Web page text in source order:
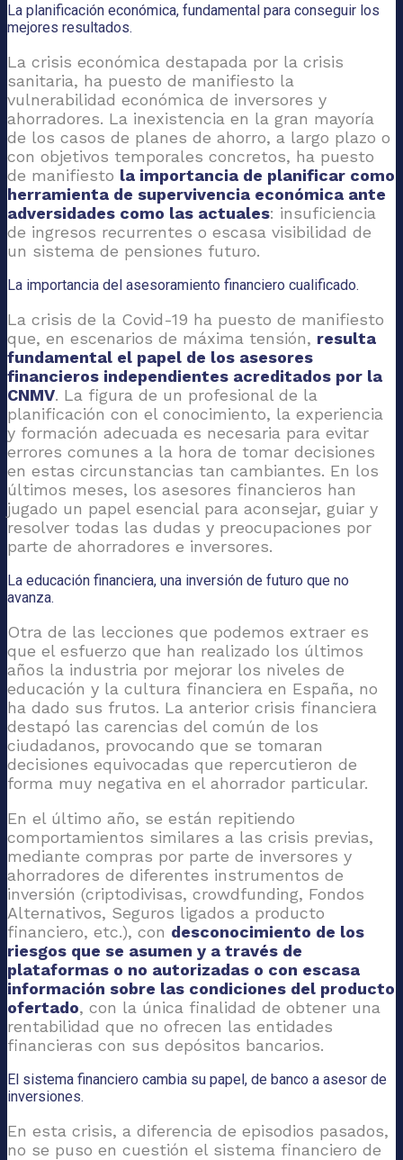
La planificación económica, fundamental para conseguir los
mejores resultados.
La crisis económica destapada por la crisis
sanitaria, ha puesto de manifiesto la
vulnerabilidad económica de inversores y
ahorradores. La inexistencia en la gran mayoría
de los casos de planes de ahorro, a largo plazo o
con objetivos temporales concretos, ha puesto
de manifiesto la importancia de planificar como
herramienta de supervivencia económica ante
adversidades como las actuales: insuficiencia
de ingresos recurrentes o escasa visibilidad de
un sistema de pensiones futuro.
La importancia del asesoramiento financiero cualificado.
La crisis de la Covid-19 ha puesto de manifiesto
que, en escenarios de máxima tensión, resulta
fundamental el papel de los asesores
financieros independientes acreditados por la
CNMV. La figura de un profesional de la
planificación con el conocimiento, la experiencia
y formación adecuada es necesaria para evitar
errores comunes a la hora de tomar decisiones
en estas circunstancias tan cambiantes. En los
últimos meses, los asesores financieros han
jugado un papel esencial para aconsejar, guiar y
resolver todas las dudas y preocupaciones por
parte de ahorradores e inversores.
La educación financiera, una inversión de futuro que no
avanza.
Otra de las lecciones que podemos extraer es
que el esfuerzo que han realizado los últimos
años la industria por mejorar los niveles de
educación y la cultura financiera en España, no
ha dado sus frutos. La anterior crisis financiera
destapó las carencias del común de los
ciudadanos, provocando que se tomaran
decisiones equivocadas que repercutieron de
forma muy negativa en el ahorrador particular.
En el último año, se están repitiendo
comportamientos similares a las crisis previas,
mediante compras por parte de inversores y
ahorradores de diferentes instrumentos de
inversión (criptodivisas, crowdfunding, Fondos
Alternativos, Seguros ligados a producto
financiero, etc.), con desconocimiento de los
riesgos que se asumen y a través de
plataformas o no autorizadas o con escasa
información sobre las condiciones del producto
ofertado, con la única finalidad de obtener una
rentabilidad que no ofrecen las entidades
financieras con sus depósitos bancarios.
El sistema financiero cambia su papel, de banco a asesor de
inversiones.
En esta crisis, a diferencia de episodios pasados,
no se puso en cuestión el sistema financiero de